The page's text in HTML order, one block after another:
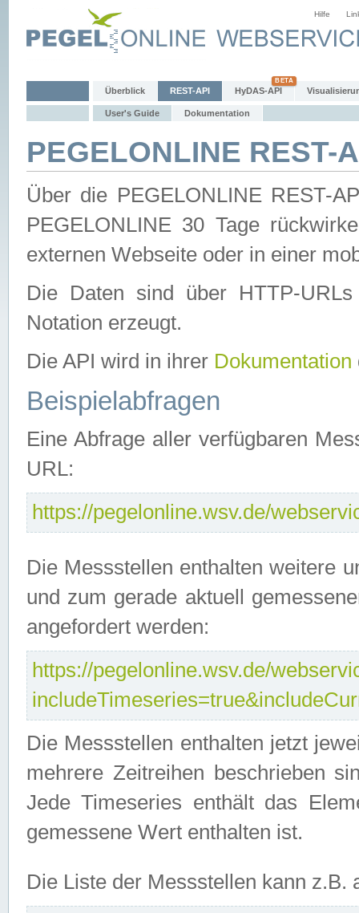
Hilfe
Überblick REST-API HyDAS-API
User's Guide Dokumentation
PEGELONLINE REST-
Über die PEGELONLINE REST-
PEGELONLINE 30 Tage
externen Webseite oder in einer
Die Daten sind über HTTP-
Notation erzeugt.
Die API wird in ihrer Dokumentation
Beispielabfragen
Eine Abfrage aller verfügbaren
URL:
https://pegelonline.wsv.de/
Die Messstellen enthalten weitere
und zum gerade aktuell
angefordert werden:
https://pegelonline.wsv.de/
Die Messstellen enthalten jetzt
mehrere Zeitreihen beschrieben
Jede Timeseries enthält das
gemessene Wert enthalten ist.
Die Liste der Messstellen kann